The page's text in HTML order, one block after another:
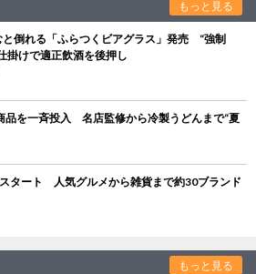
もっと見る
と倒れる「ふらつくビアグラス」発売 “強制
掛けで適正飲酒を後押し
品を一斉投入 名店監修から冷製うどんまで“夏
タート 人気グルメから雑貨まで約30ブランド
もっと見る